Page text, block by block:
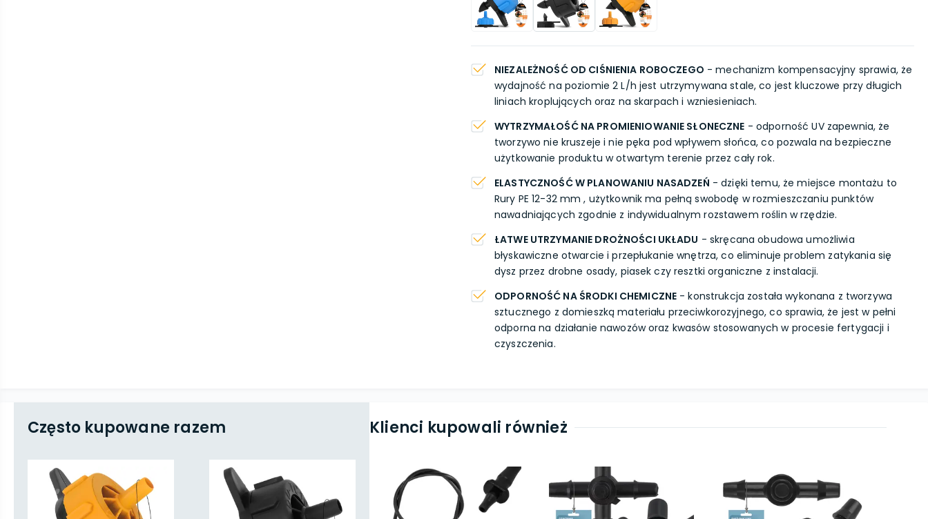
NIEZALEŻNOŚĆ OD CIŚNIENIA ROBOCZEGO - mechanizm kompensacyjny sprawia, że
wydajność na poziomie 2 L/h jest utrzymywana stale, co jest kluczowe przy długich
liniach kroplujących oraz na skarpach i wzniesieniach.
WYTRZYMAŁOŚĆ NA PROMIENIOWANIE SŁONECZNE - odporność UV zapewnia, że
tworzywo nie kruszeje i nie pęka pod wpływem słońca, co pozwala na bezpieczne
użytkowanie produktu w otwartym terenie przez cały rok.
ELASTYCZNOŚĆ W PLANOWANIU NASADZEŃ - dzięki temu, że miejsce montażu to
Rury PE 12-32 mm , użytkownik ma pełną swobodę w rozmieszczaniu punktów
nawadniających zgodnie z indywidualnym rozstawem roślin w rzędzie.
ŁATWE UTRZYMANIE DROŻNOŚCI UKŁADU - skręcana obudowa umożliwia
błyskawiczne otwarcie i przepłukanie wnętrza, co eliminuje problem zatykania się
dysz przez drobne osady, piasek czy resztki organiczne z instalacji.
ODPORNOŚĆ NA ŚRODKI CHEMICZNE - konstrukcja została wykonana z tworzywa
sztucznego z domieszką materiału przeciwkorozyjnego, co sprawia, że jest w pełni
odporna na działanie nawozów oraz kwasów stosowanych w procesie fertygacji i
czyszczenia.
Często kupowane razem Klienci kupowali również